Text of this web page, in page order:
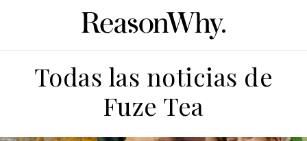
Todas las noticias de
Fuze Tea